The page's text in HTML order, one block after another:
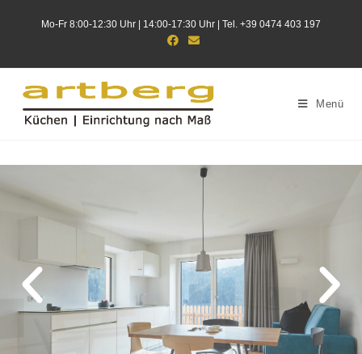
Mo-Fr 8:00-12:30 Uhr | 14:00-17:30 Uhr | Tel. +39 0474 403 197
Menü